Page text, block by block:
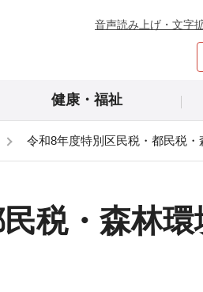
音声読み上げ・文字
健康・福祉
令和8年度特別区民税・都民税
税・森林